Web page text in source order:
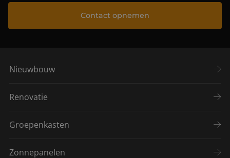
Contact opnemen
Nieuwbouw
Renovatie
Groepenkasten
Zonnepanelen